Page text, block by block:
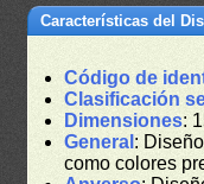
Características del
Código de
Clasificación
Dimensiones:
General :
como colores